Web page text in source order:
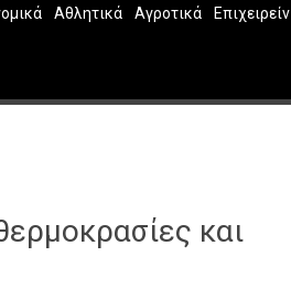
Αθλητικά Αγροτικά Επιχειρείν
και